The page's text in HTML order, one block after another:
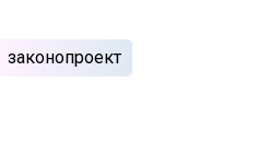
законопроект